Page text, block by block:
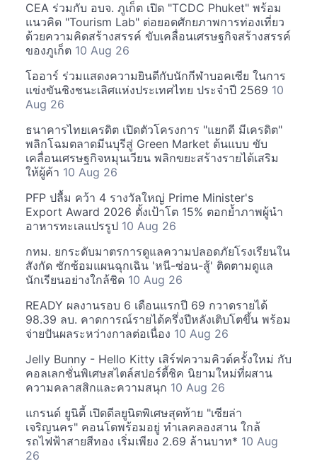
CEA ร่วมกับ อบจ. ภูเก็ต เปิด "TCDC Phuket" พร้อม
แนวคิด "Tourism Lab" ต่อยอดศักยภาพการท่องเที่ยว
ด้วยความคิดสร้างสรรค์ ขับเคลื่อนเศรษฐกิจสร้างสรรค์
ของภูเก็ต 10 Aug 26
โออาร์ ร่วมแสดงความยินดีกับนักกีฬาบอคเซีย ในการ
แข่งขันชิงชนะเลิศแห่งประเทศไทย ประจำปี 2569 10
Aug 26
ธนาคารไทยเครดิต เปิดตัวโครงการ "แยกดี มีเครดิต"
พลิกโฉมตลาดมีนบุรีสู่ Green Market ต้นแบบ ขับ
เคลื่อนเศรษฐกิจหมุนเวียน พลิกขยะสร้างรายได้เสริม
ให้ผู้ค้า 10 Aug 26
PFP ปลื้ม คว้า 4 รางวัลใหญ่ Prime Minister's
Export Award 2026 ตั้งเป้าโต 15% ตอกย้ำภาพผู้นำ
อาหารทะเลแปรรูป 10 Aug 26
กทม. ยกระดับมาตรการดูแลความปลอดภัยโรงเรียนใน
สังกัด ซักซ้อมแผนฉุกเฉิน 'หนี-ซ่อน-สู้' ติดตามดูแล
นักเรียนอย่างใกล้ชิด 10 Aug 26
READY ผลงานรอบ 6 เดือนแรกปี 69 กวาดรายได้
98.39 ลบ. คาดการณ์รายได้ครึ่งปีหลังเติบโตขึ้น พร้อม
จ่ายปันผลระหว่างกาลต่อเนื่อง 10 Aug 26
Jelly Bunny - Hello Kitty เสิร์ฟความคิวต์ครั้งใหม่ กับ
คอลเลกชั่นพิเศษสไตล์สปอร์ตี้ชิค นิยามใหม่ที่ผสาน
ความคลาสสิกและความสนุก 10 Aug 26
แกรนด์ ยูนิตี้ เปิดดีลยูนิตพิเศษสุดท้าย "เซียล่า
เจริญนคร" คอนโดพร้อมอยู่ ทำเลคลองสาน ใกล้
รถไฟฟ้าสายสีทอง เริ่มเพียง 2.69 ล้านบาท* 10 Aug
26